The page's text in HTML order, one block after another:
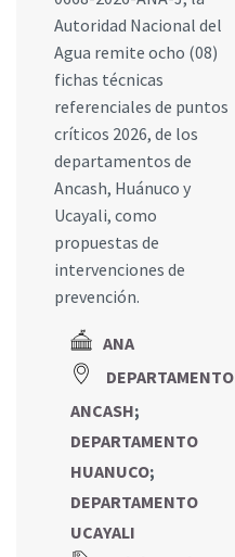
Autoridad Nacional del
Agua remite ocho (08)
fichas técnicas
referenciales de puntos
críticos 2026, de los
departamentos de
Ancash, Huánuco y
Ucayali, como
propuestas de
intervenciones de
prevención.
ANA
DEPARTAMENTO
ANCASH;
DEPARTAMENTO
HUANUCO;
DEPARTAMENTO
UCAYALI